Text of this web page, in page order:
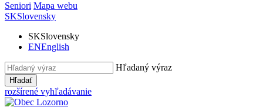
Seniori Mapa webu
SKSlovensky
SKSlovensky
ENEnglish
Hľadaný výraz
Hľadať
rozšírené vyhľadávanie